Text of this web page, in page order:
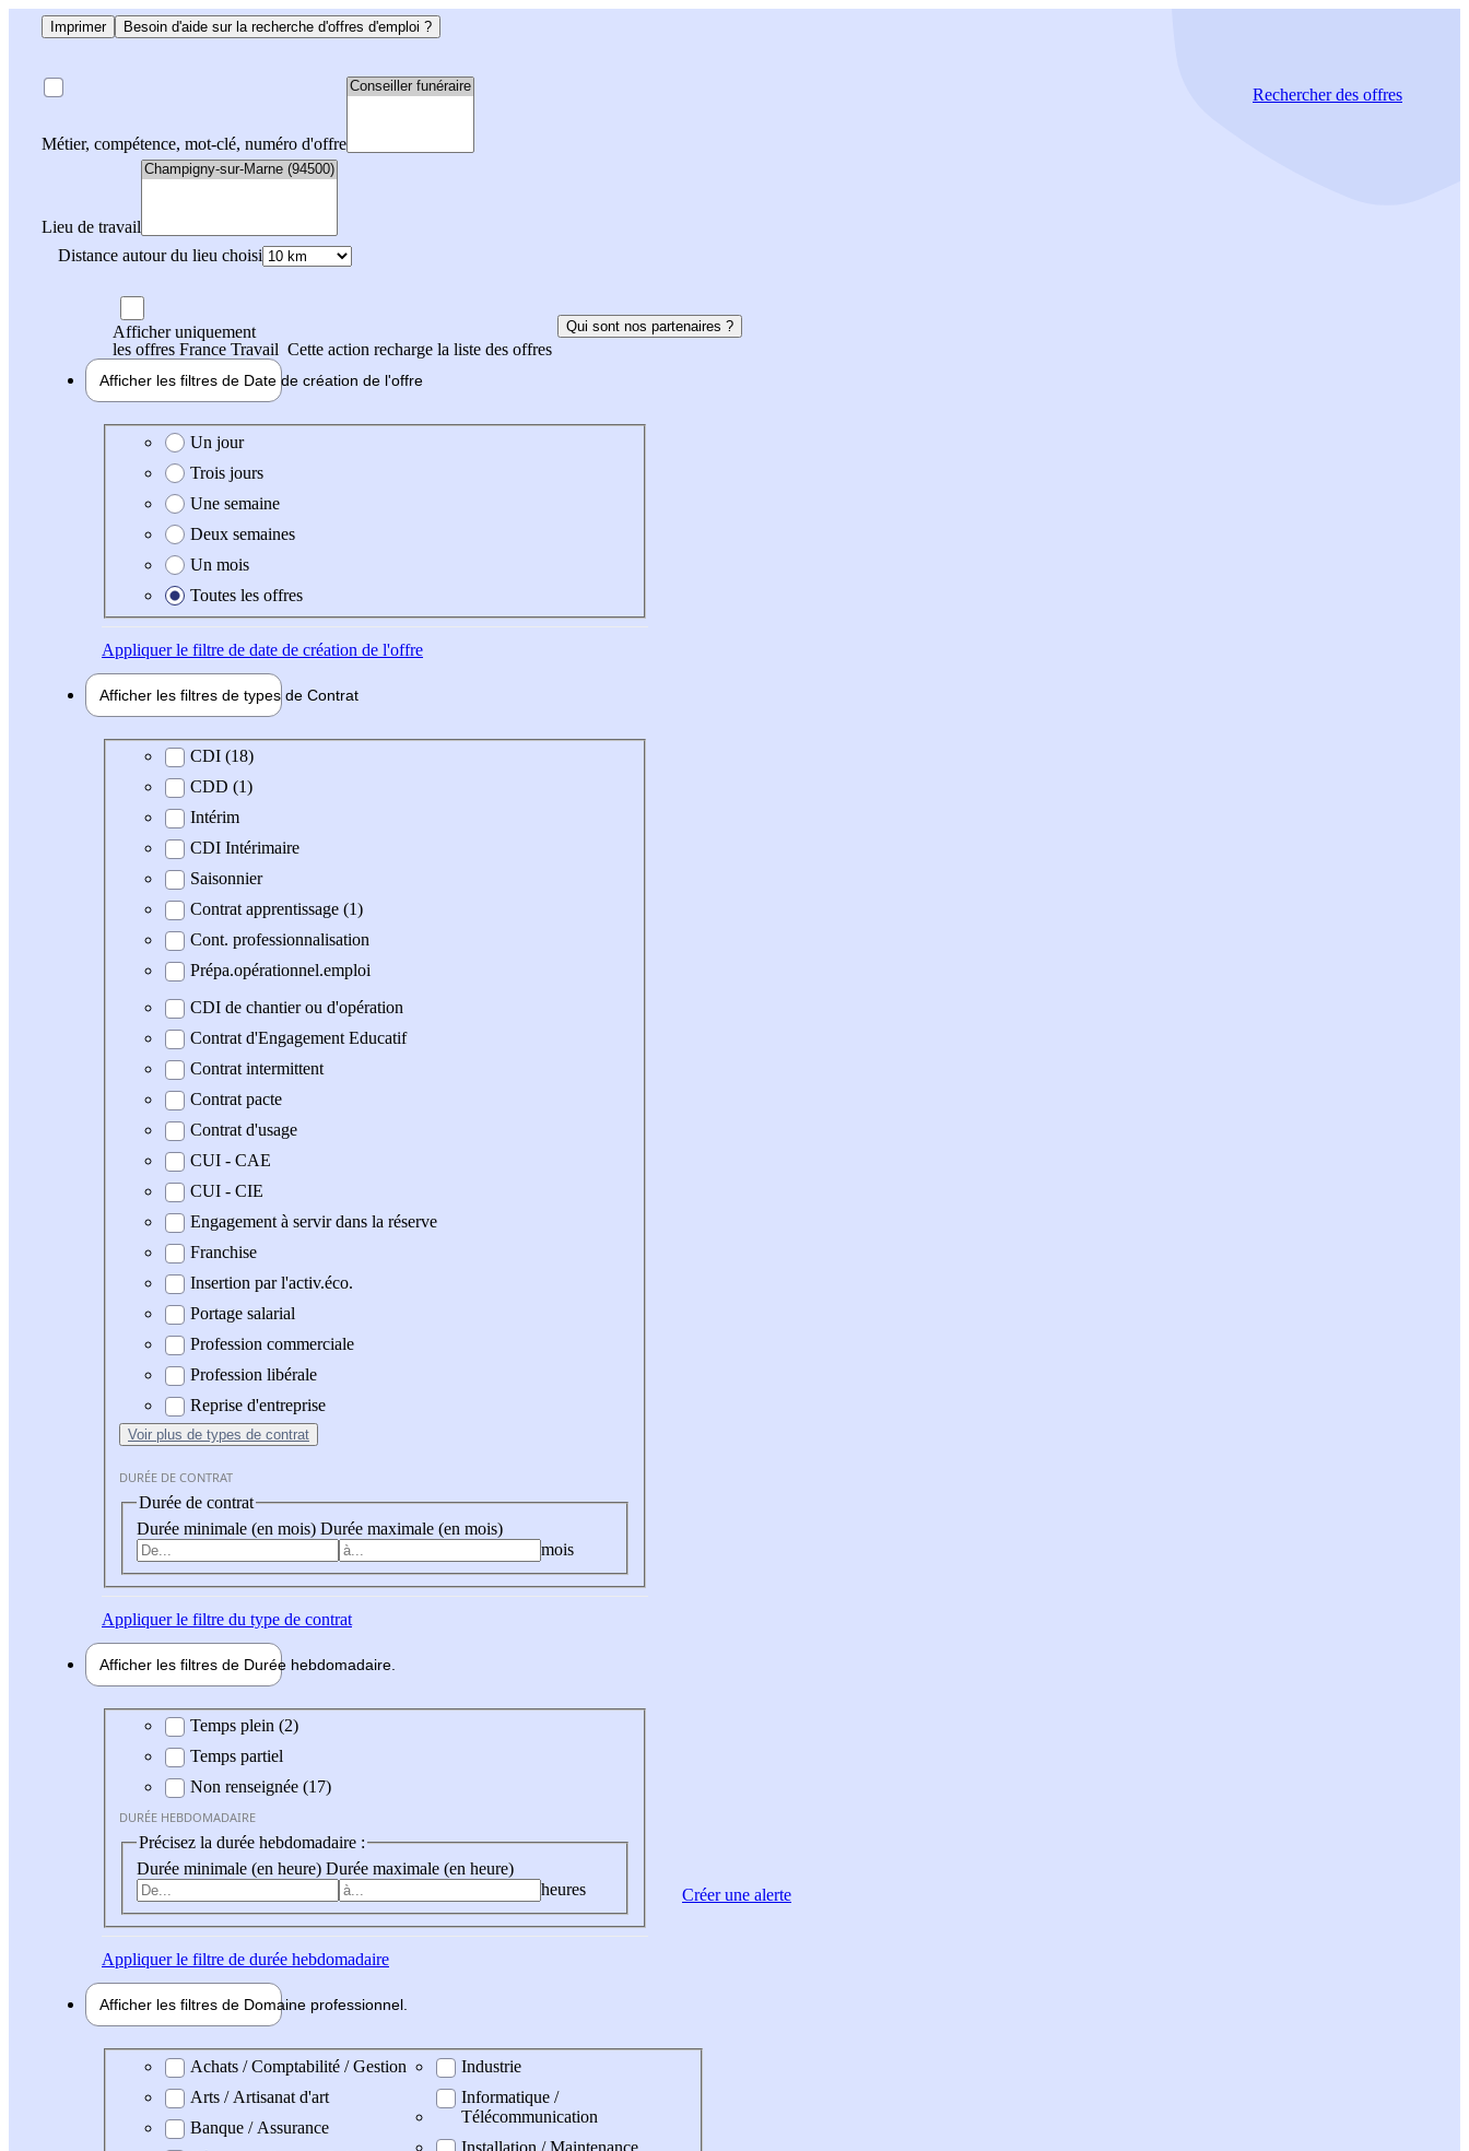
Imprimer Besoin d'aide sur la recherche d'offres d'emploi ?
Métier, compétence, mot-clé, numéro d'offre
Lieu de travail
Distance autour du lieu choisi
Rechercherdes offres
Afficher uniquement
les offres France Travail Cette action recharge la liste des offres
Qui sont nos partenaires ?
Afficher les filtres de Date de création de l'offre
Date de création de l'offre
Un jour
Trois jours
Une semaine
Deux semaines
Un mois
Toutes les offres
Appliquerle filtre de date de création de l'offre
Afficher les filtres de types de Contrat
Type de contratCDI (18)
CDD (1)
Intérim
CDI Intérimaire
Saisonnier
Contrat apprentissage (1)
Cont. professionnalisation
Prépa.opérationnel.emploi
CDI de chantier ou d'opération
Contrat d'Engagement Educatif
Contrat intermittent
Contrat pacte
Contrat d'usage
CUI - CAE
CUI - CIE
Engagement à servir dans la réserve
Franchise
Insertion par l'activ.éco.
Portage salarial
Profession commerciale
Profession libérale
Reprise d'entreprise
Voir plus de types de contrat
DURÉE DE CONTRAT
Durée de contrat
Durée minimale (en mois) Durée maximale (en mois)
mois
Appliquerle filtre du type de contrat
Afficher les filtres de Durée hebdomadaire
Durée hebdomadaire
Temps plein (2)
Temps partiel
Non renseignée (17)
DURÉE HEBDOMADAIRE
Précisez la durée hebdomadaire :
Durée minimale (en heure) Durée maximale (en heure)
heures
Appliquerle filtre de durée hebdomadaire
Afficher les filtres de Domaine professionnel
Domaine professionel
Achats / Comptabilité / Gestion
Arts / Artisanat d'art
Banque / Assurance
Industrie
Informatique /
Télécommunication
Installation / Maintenance
Créer une alerte